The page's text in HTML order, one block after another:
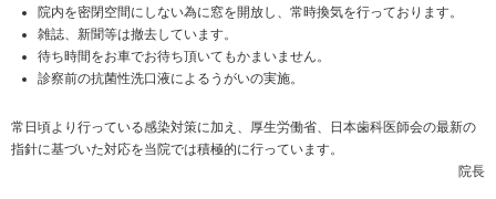
院内を密閉空間にしない為に窓を開放し、常時換気を行っております。
雑誌、新聞等は撤去しています。
待ち時間をお車でお待ち頂いてもかまいません。
診察前の抗菌性洗口液によるうがいの実施。
常日頃より行っている感染対策に加え、厚生労働省、日本歯科医師会の最新の
指針に基づいた対応を当院では積極的に行っています。
院長